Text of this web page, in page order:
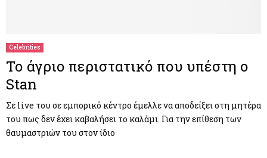
Celebrities
Το άγριο περιστατικό που υπέστη ο
Stan
Σε live του σε εμπορικό κέντρο έμελλε να αποδείξει στη μητέρα
του πως δεν έχει καβαλήσει το καλάμι. Για την επίθεση των
θαυμαστριών του στον ίδιο